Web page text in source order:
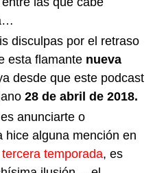
disculpas por el retraso
esta flamante nueva
desde que este podcast
28 de abril de 2018.
anunciarte o
hice alguna mención en
temporada, es